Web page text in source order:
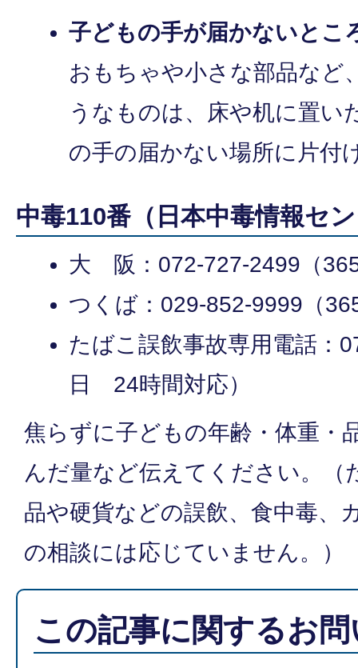
子どもの手が届かないとこ
おもちゃや小さな部品など
うなものは、床や机に置い
の手の届かない場所に片付
中毒110番（日本中毒情報セ
大 阪：072-727-2499（
つくば：029-852-9999（
たばこ誤飲事故専用電話：
日 24時間対応）
焦らずに子どもの年齢・体重・
んだ量など伝えてください。（
品や硬貨などの誤飲、食中毒、
の相談には応じていません。）
この記事に関するお